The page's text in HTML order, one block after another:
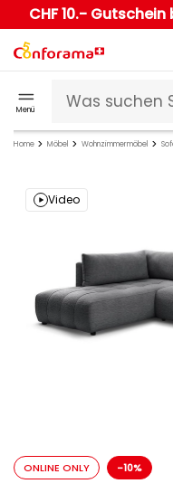
CHF 10.-
Menü
Home Möbel Wohnzimmermöbel
Video
ONLINE ONLY -10%